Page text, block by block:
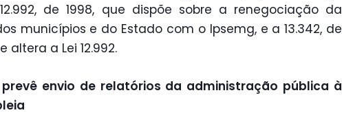
de 1998, que dispõe sobre a renegociação da
municípios e do Estado com o Ipsemg, e a 13.342, de
altera a Lei 12.992.
envio de relatórios da administração pública à